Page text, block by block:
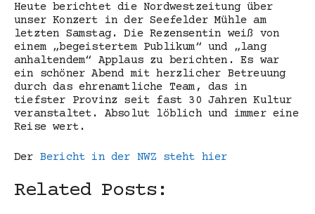
Heute berichtet die Nordwestzeitung über
unser Konzert in der Seefelder Mühle am
letzten Samstag. Die Rezensentin weiß von
einem „begeistertem Publikum“ und „lang
anhaltendem“ Applaus zu berichten. Es war
ein schöner Abend mit herzlicher Betreuung
durch das ehrenamtliche Team, das in
tiefster Provinz seit fast 30 Jahren Kultur
veranstaltet. Absolut löblich und immer eine
Reise wert.
Der Bericht in der NWZ steht hier
Related Posts: